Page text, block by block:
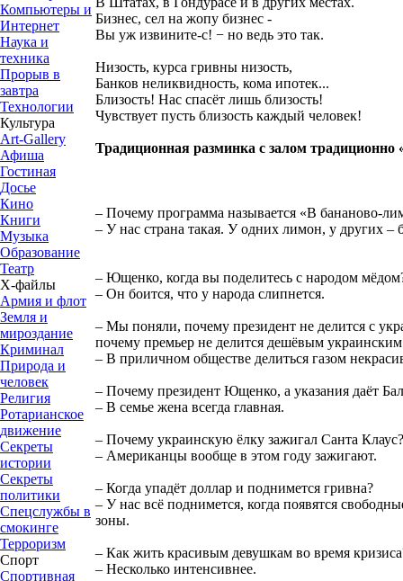
Компьютеры и
Интернет
Наука и
техника
Прорыв в
завтра
Технологии
Культура
Art-Gallery
Афиша
Гостиная
Досье
Кино
Книги
Музыка
Образование
Театр
Х-файлы
Армия и флот
Земля и
мироздание
Криминал
Природа и
человек
Религия
Ротарианское
движение
Секреты
истории
Секреты
политики
Спецслужбы в
смокинге
Терроризм
Спорт
Спортивная
Бизнес, сел на жопу бизнес -
Вы уж извините-с! − но ведь это так.
Низость, курса гривны низость,
Банков неликвидность, кома ипотек...
Близость! Нас спасёт лишь близость!
Чувствует пусть близость каждый человек!
Традиционная разминка с залом традиционно
– Почему программа называется «В бананово-
– У нас страна такая. У одних лимон, у других –
– Ющенко, когда вы поделитесь с народом
– Он боится, что у народа слипнется.
– Мы поняли, почему президент не делится с
почему премьер не делится дешёвым украинским
– В приличном обществе делиться газом
– Почему президент Ющенко, а указания даёт
– В семье жена всегда главная.
– Почему украинскую ёлку зажигал Санта Клаус?
– Американцы вообще в этом году зажигают.
– Когда упадёт доллар и поднимется гривна?
– У нас всё поднимется, когда появятся
зоны.
– Как жить красивым девушкам во время
– Несколько интенсивнее.